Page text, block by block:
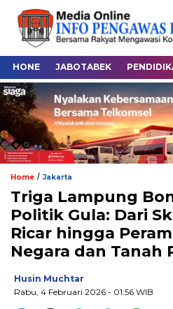
HONE JABOTABEK
Home / Jakarta
Triga Lampung
Politik Gula: Dari
Ricar hingga
Negara dan Tanah
Husin Muchtar
Rabu, 4 Februari 2026 - 01:56 WIB